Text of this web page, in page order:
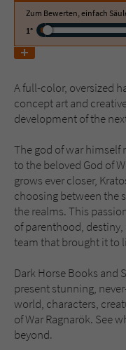
Zum Bewerten, einfach
1°
A full-color, oversized
concept art and
development of the
The god of war
to the beloved God of
grows ever closer,
choosing between the
the realms. This
of parenthood,
team that brought it to
Dark Horse Books and
present stunning,
world, characters,
of War Ragnarök. See
beyond.
Name
Laufzeit 1 Jahr
Zweck
Name
Anbieter
Laufzeit Session
Zweck